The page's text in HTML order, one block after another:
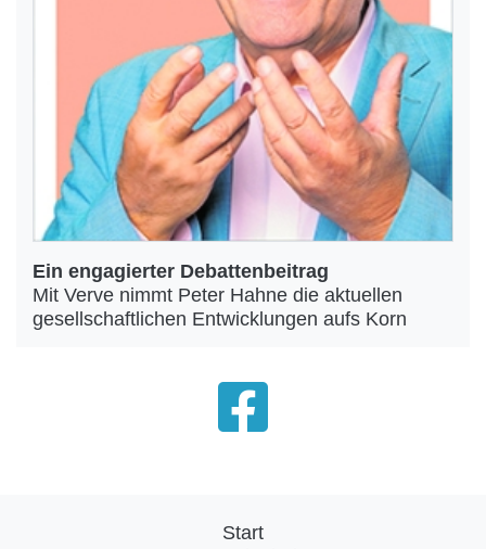
Ein engagierter Debattenbeitrag
Mit Verve nimmt Peter Hahne die aktuellen
gesellschaftlichen Entwicklungen aufs Korn
Start